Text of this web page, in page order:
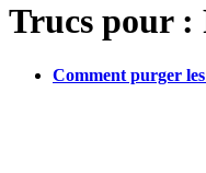
Trucs pour :
Comment purger